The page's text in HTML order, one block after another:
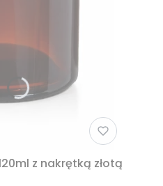
z nakrętką złotą